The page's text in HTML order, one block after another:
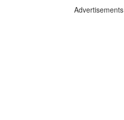
Advertisements